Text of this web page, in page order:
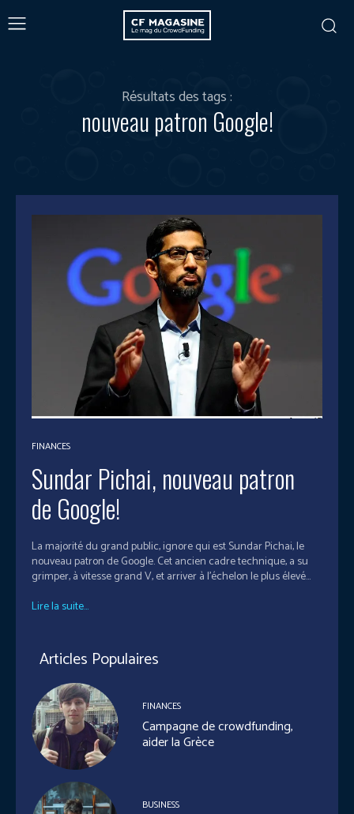
Résultats des tags :
nouveau patron Google!
FINANCES
Sundar Pichai, nouveau patron
de Google!
La majorité du grand public, ignore qui est Sundar Pichai, le
nouveau patron de Google. Cet ancien cadre technique, a su
grimper, à vitesse grand V, et arriver à l’échelon le plus élevé...
Lire la suite...
Articles Populaires
FINANCES
Campagne de crowdfunding,
aider la Grèce
BUSINESS